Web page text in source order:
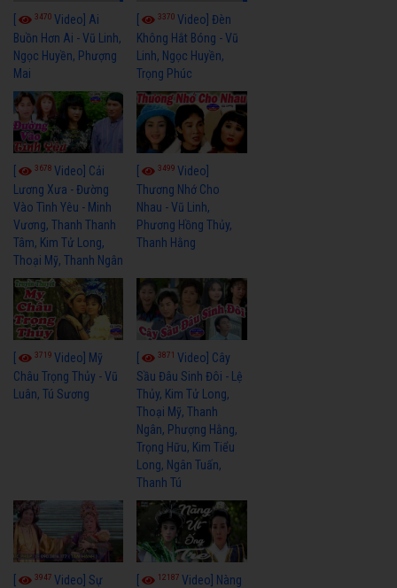
3470 Video] Ai
Buồn Hơn Ai - Vũ Linh,
Ngọc Huyền, Phượng
Mai
3370Video] Đèn
Không Hắt Bóng - Vũ
Linh, Ngọc Huyền,
Trọng Phúc
3678 Video] Cải
Lương Xưa - Đường
Vào Tình Yêu - Minh
Vương, Thanh Thanh
Tâm, Kim Tử Long,
Thoại Mỹ, Thanh Ngân
3499Video]
Thương Nhớ Cho
Nhau - Vũ Linh,
Phương Hồng Thủy,
Thanh Hằng
3719 Video] Mỹ
Châu Trọng Thủy - Vũ
Luân, Tú Sương
3871Video] Cây
Sầu Đâu Sinh Đôi - Lệ
Thủy, Kim Tử Long,
Thoại Mỹ, Thanh
Ngân, Phượng Hằng,
Trọng Hữu, Kim Tiểu
Long, Ngân Tuấn,
Thanh Tú
[ 3947 Video] Sự
[ 12187Video] Nàng